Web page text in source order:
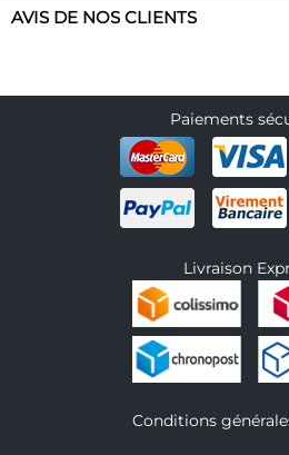
AVIS DE NOS CLIENTS
Paiements
Livraison
Conditions